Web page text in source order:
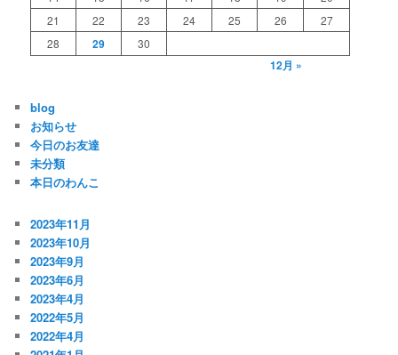
21
22 23 24 25 26
27
28
29 30
12月 »
blog
お知らせ
今日のお友達
未分類
本日のわんこ
2023年11月
2023年10月
2023年9月
2023年6月
2023年4月
2022年5月
2022年4月